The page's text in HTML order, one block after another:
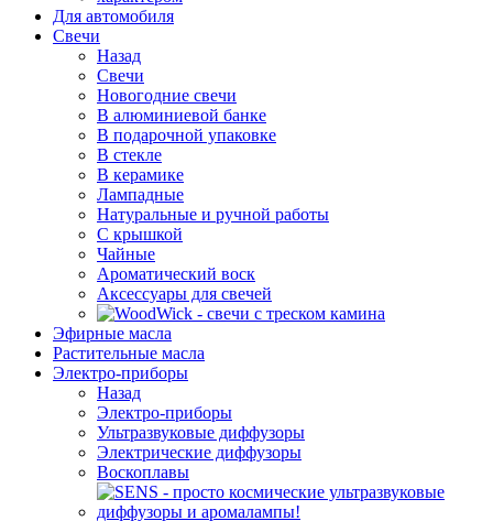
Для автомобиля
Свечи
Назад
Свечи
Новогодние свечи
В алюминиевой банке
В подарочной упаковке
В стекле
В керамике
Лампадные
Натуральные и ручной работы
С крышкой
Чайные
Ароматический воск
Аксессуары для свечей
Эфирные масла
Растительные масла
Электро-приборы
Назад
Электро-приборы
Ультразвуковые диффузоры
Электрические диффузоры
Воскоплавы